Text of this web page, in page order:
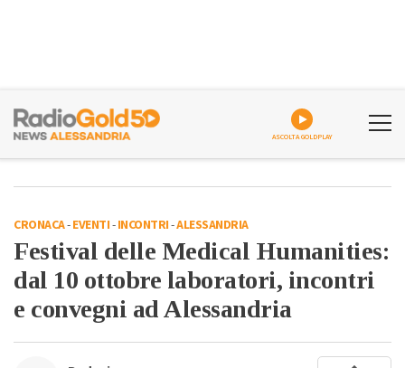
ASCOLTA GOLDPLAY
CRONACA-EVENTI-INCONTRI-ALESSANDRIA
Festival delle Medical Humanities:
dal 10 ottobre laboratori, incontri
e convegni ad Alessandria